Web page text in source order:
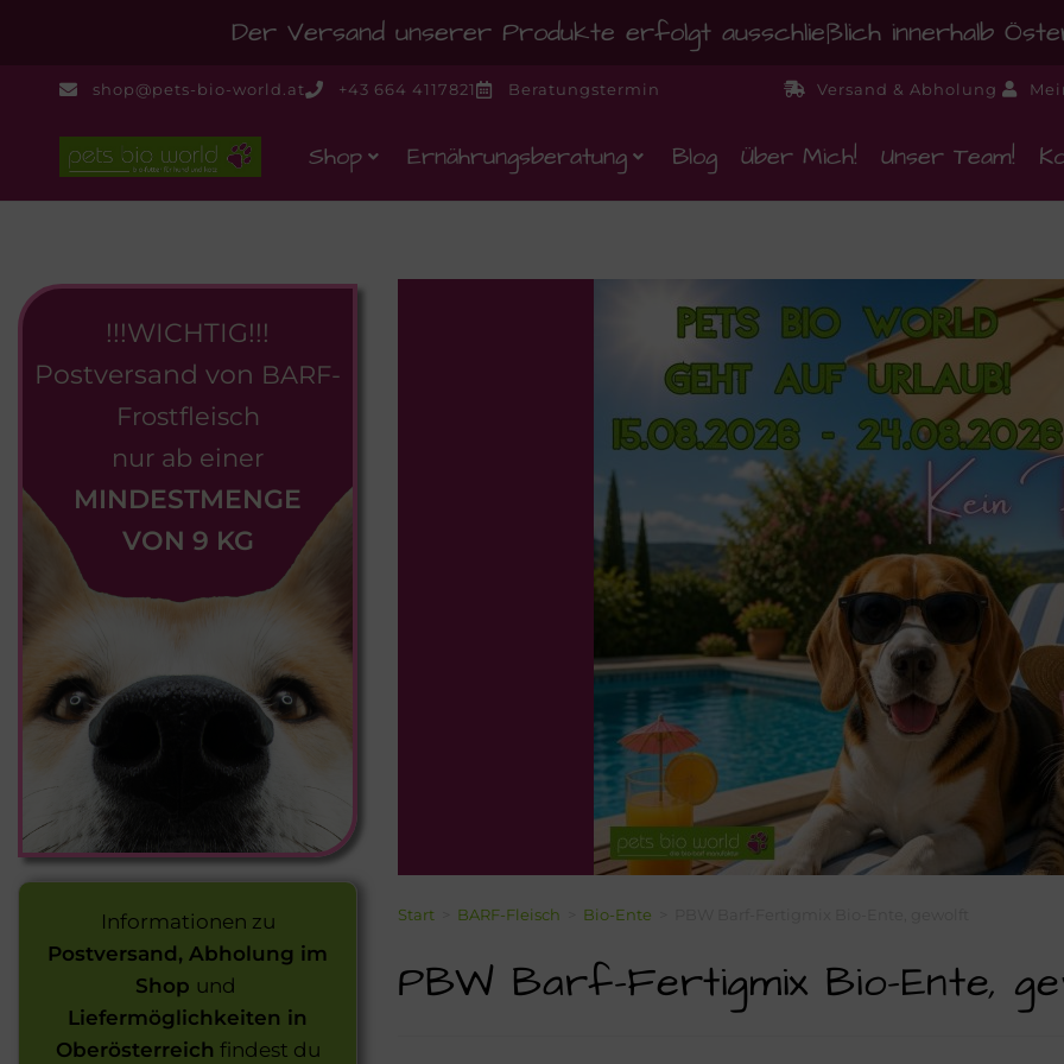
Der Versand unserer Produkte erfolgt ausschließlich innerhalb
shop@pets-bio-world.at +43 664 4117821 Beratungstermin Versand & Abholung
Shop Ernährungsberatung Blog Über Mich! Unser Team!
!!!WICHTIG!!!
Postversand von BARF-
Frostfleisch
nur ab einer
MINDESTMENGE
VON 9 KG
Informationen zu
Postversand, Abholung im
Shop und
Liefermöglichkeiten in
Oberösterreich findest du
Start BARF-Fleisch Bio-Ente
PBW Barf-Fertigmix Bio-Ente,